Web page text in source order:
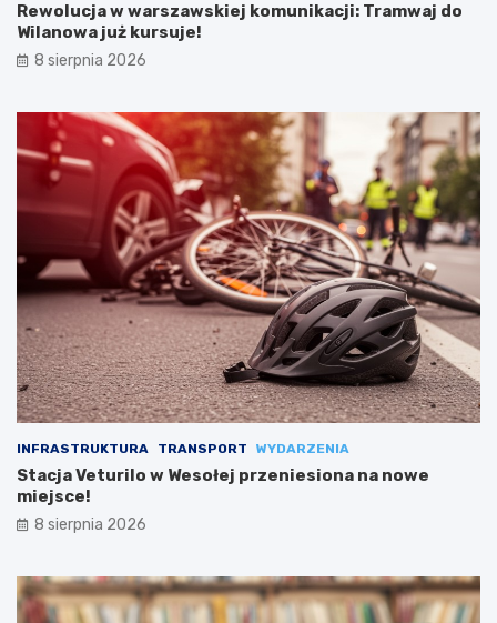
Rewolucja w warszawskiej komunikacji: Tramwaj do
Wilanowa już kursuje!
8 sierpnia 2026
INFRASTRUKTURA TRANSPORT WYDARZENIA
Stacja Veturilo w Wesołej przeniesiona na nowe
miejsce!
8 sierpnia 2026